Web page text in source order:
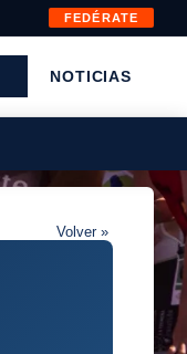
FEDÉRATE
NOTICIAS
Volver »